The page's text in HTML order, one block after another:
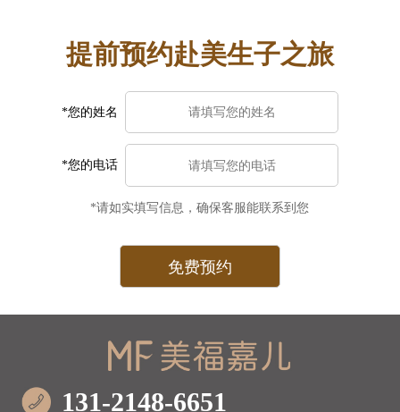
提前预约赴美生子之旅
*您的姓名
*您的电话
*请如实填写信息，确保客服能联系到您
131-2148-6651